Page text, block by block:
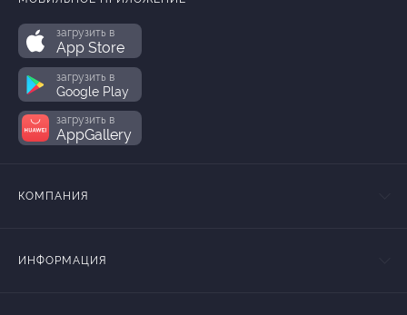
загрузить в
App Store
загрузить в
Google Play
загрузить в
AppGallery
КОМПАНИЯ
ИНФОРМАЦИЯ